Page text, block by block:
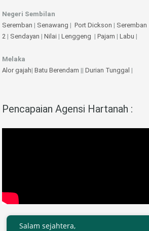
Negeri Sembilan
Seremban | Senawang | Port Dickson | Seremban
2 | Sendayan | Nilai | Lenggeng | Pajam | Labu |
Melaka
Alor gajah| Batu Berendam || Durian Tunggal |
Pencapaian Agensi Hartanah :
Salam sejahtera,